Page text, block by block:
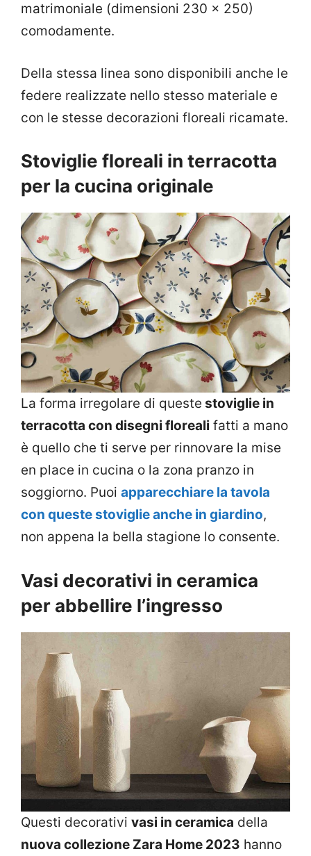
matrimoniale (dimensioni 230 x 250)
comodamente.
Della stessa linea sono disponibili anche le
federe realizzate nello stesso materiale e
con le stesse decorazioni floreali ricamate.
Stoviglie floreali in terracotta
per la cucina originale
La forma irregolare di queste stoviglie in
terracotta con disegni floreali fatti a mano
è quello che ti serve per rinnovare la mise
en place in cucina o la zona pranzo in
soggiorno. Puoi apparecchiare la tavola
con queste stoviglie anche in giardino,
non appena la bella stagione lo consente.
Vasi decorativi in ceramica
per abbellire l’ingresso
Questi decorativi vasi in ceramica della
nuova collezione Zara Home 2023 hanno